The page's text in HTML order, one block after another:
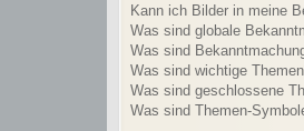
Kann ich Bilder in meine
Was sind globale
Was sind
Was sind wichtige
Was sind geschlossene
Was sind Themen-